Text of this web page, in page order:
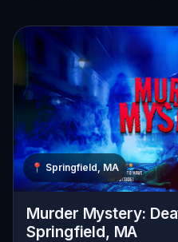
📍 Springfield, MA
Murder Mystery:
Springfield, MA